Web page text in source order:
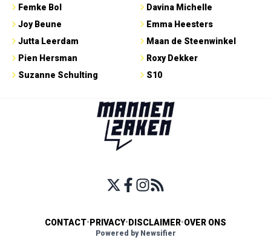
Femke Bol
Joy Beune
Jutta Leerdam
Pien Hersman
Suzanne Schulting
Davina Michelle
Emma Heesters
Maan de Steenwinkel
Roxy Dekker
S10
CONTACT• PRIVACY• DISCLAIMER•OVER ONS
Powered by Newsifier